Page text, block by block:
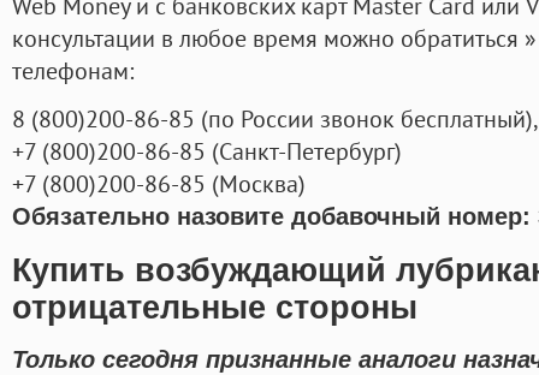
консультации в любое время можно обратиться
телефонам:
8 (800)200-86-85 (по России звонок бесплатный),
+7 (800)200-86-85 (Санкт-Петербург)
+7 (800)200-86-85 (Москва)
Обязательно назовите добавочный номер:
Купить возбуждающий
отрицательные стороны
Только сегодня признанные аналоги